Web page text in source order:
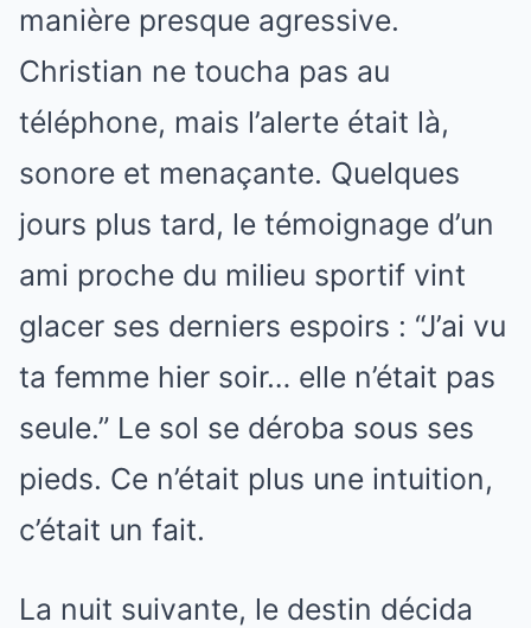
manière presque agressive.
Christian ne toucha pas au
téléphone, mais l’alerte était là,
sonore et menaçante. Quelques
jours plus tard, le témoignage d’un
ami proche du milieu sportif vint
glacer ses derniers espoirs : “J’ai vu
ta femme hier soir… elle n’était pas
seule.” Le sol se déroba sous ses
pieds. Ce n’était plus une intuition,
c’était un fait.
La nuit suivante, le destin décida